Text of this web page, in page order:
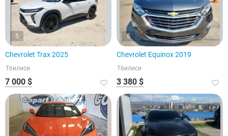
5
Chevrolet Trax 2025
Тбилиси
7 000 $
5
Chevrolet Equinox 2019
Тбилиси
3 380 $